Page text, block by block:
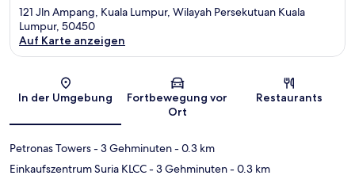
121 Jln Ampang, Kuala Lumpur, Wilayah Persekutuan Kuala
Lumpur, 50450
Auf Karte anzeigen
In der Umgebung
Fortbewegung vor
Ort
Restaurants
Petronas Towers- 3 Gehminuten- 0.3 km
Einkaufszentrum Suria KLCC- 3 Gehminuten- 0.3 km